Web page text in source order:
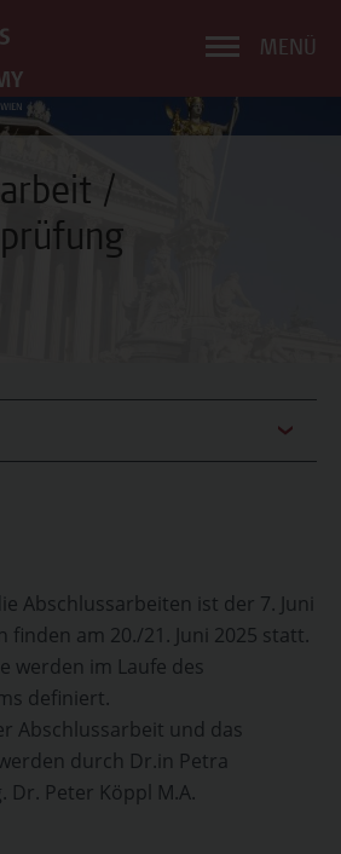
MENÜ
/
Abschlussarbeiten ist der 7. Juni
finden am 20./21. Juni 2025 statt.
werden im Laufe des
definiert.
Abschlussarbeit und das
durch Dr.in Petra
Dr. Peter Köppl M.A.